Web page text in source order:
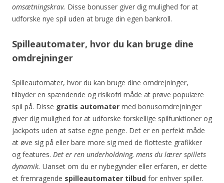
omsætningskrav. Disse bonusser giver dig mulighed for at
udforske nye spil uden at bruge din egen bankroll.
Spilleautomater, hvor du kan bruge dine
omdrejninger
Spilleautomater, hvor du kan bruge dine omdrejninger,
tilbyder en spændende og risikofri måde at prøve populære
spil på. Disse gratis automater med bonusomdrejninger
giver dig mulighed for at udforske forskellige spilfunktioner og
jackpots uden at satse egne penge. Det er en perfekt måde
at øve sig på eller bare more sig med de flotteste grafikker
og features. Det er ren underholdning, mens du lærer spillets
dynamik. Uanset om du er nybegynder eller erfaren, er dette
et fremragende spilleautomater tilbud for enhver spiller.